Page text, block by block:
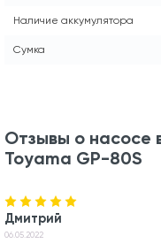
Наличие аккумулятора
Сумка
Отзывы о насосе
Toyama GP-80S
Дмитрий
06.05.2022